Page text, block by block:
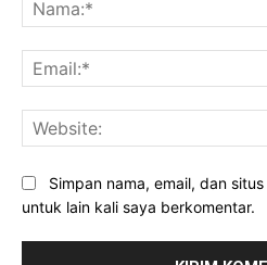
Simpan nama, email, dan
untuk lain kali saya berkomentar.